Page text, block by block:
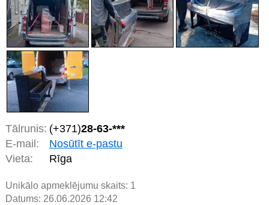
Tālrunis: (+371)28-63-***
E-mail:
Nosūtīt e-pastu
Vieta:
Rīga
Unikālo apmeklējumu skaits: 1
Datums: 26.06.2026 12:42